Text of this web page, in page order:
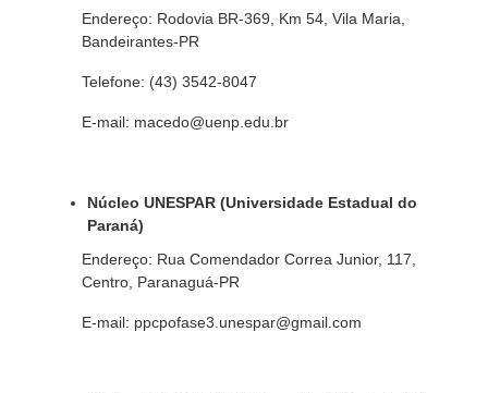
Endereço: Rodovia BR-369, Km 54, Vila Maria,
Bandeirantes-PR
Telefone: (43) 3542-8047
E-mail: macedo@uenp.edu.br
Núcleo UNESPAR (Universidade Estadual do
Paraná)
Endereço: Rua Comendador Correa Junior, 117,
Centro, Paranaguá-PR
E-mail: ppcpofase3.unespar@gmail.com